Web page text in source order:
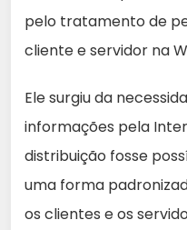
pelo tratamento de
cliente e servidor na
Ele surgiu da
informações pela
distribuição fosse
uma forma
os clientes e os